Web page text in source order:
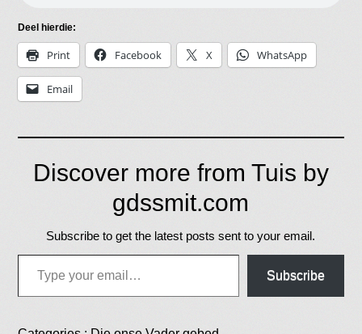
Deel hierdie:
Print Facebook X WhatsApp
Email
Discover more from Tuis by
gdssmit.com
Subscribe to get the latest posts sent to your email.
Type your email…
Subscribe